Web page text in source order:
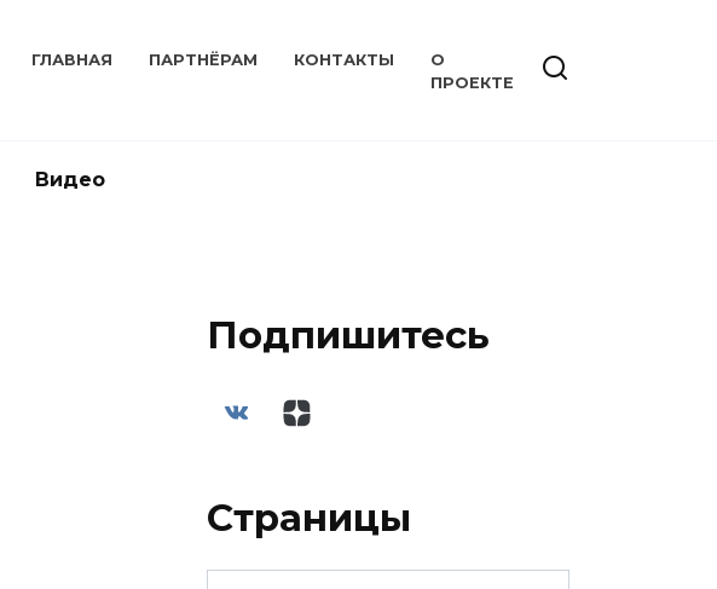
ГЛАВНАЯ ПАРТНЁРАМ КОНТАКТЫ
О
ПРОЕКТЕ
Видео
Подпишитесь
Страницы